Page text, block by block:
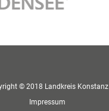
© 2018 Landkreis Konstanz
Impressum